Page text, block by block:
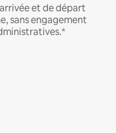
et de départ
sans engagement